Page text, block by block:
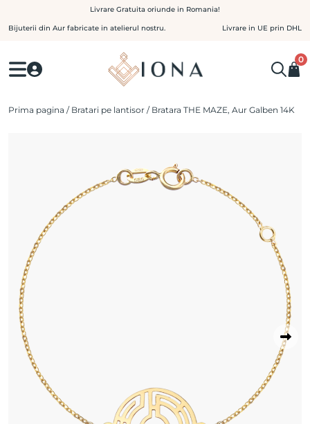
to
Livrare Gratuita oriunde in Romania!
Bijuterii din Aur fabricate in atelierul nostru. Livrare in UE prin DHL
0
Prima pagina / Bratari pe lantisor / Bratara THE MAZE, Aur Galben 14K